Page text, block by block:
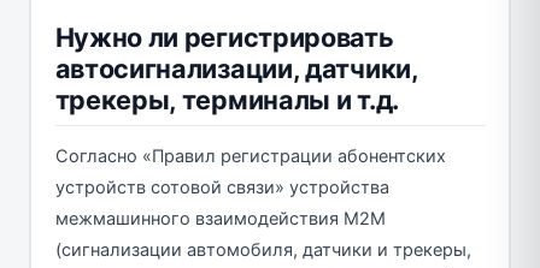
Нужно ли регистрировать
автосигнализации, датчики,
трекеры, терминалы и т.д.
Согласно «Правил регистрации абонентских
устройств сотовой связи» устройства
межмашинного взаимодействия M2M
(сигнализации автомобиля, датчики и трекеры,